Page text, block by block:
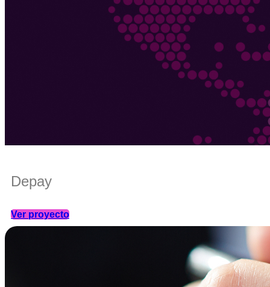
Depay
Ver proyecto